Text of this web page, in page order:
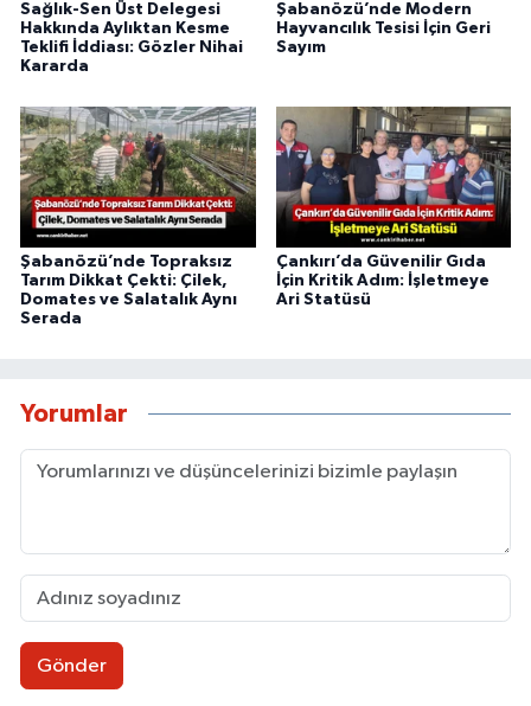
Sağlık-Sen Üst Delegesi
Hakkında Aylıktan Kesme
Teklifi İddiası: Gözler Nihai
Kararda
Şabanözü’nde Modern
Hayvancılık Tesisi İçin Geri
Sayım
Şabanözü’nde Topraksız
Tarım Dikkat Çekti: Çilek,
Domates ve Salatalık Aynı
Serada
Çankırı’da Güvenilir Gıda
İçin Kritik Adım: İşletmeye
Ari Statüsü
Yorumlar
Gönder